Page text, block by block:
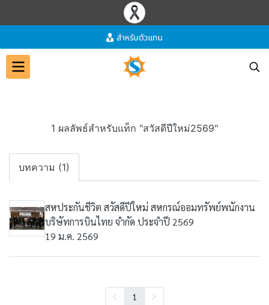
1 ผลลัพธ์สำหรับแท็ก "สวัสดีปีใหม่2569"
บทความ (1)
สหประกันชีวิต สวัสดีปีใหม่ สหกรณ์ออมทรัพย์พนักงาน
บริษัทการบินไทย จำกัด ประจำปี 2569
19 ม.ค. 2569
1